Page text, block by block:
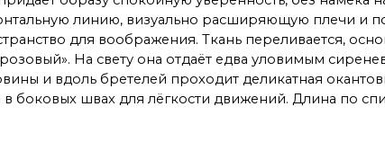
линию, визуально расширяющую плечи и
для воображения. Ткань переливается,
На свету она отдаёт едва уловимым
и вдоль бретелей проходит деликатная
швах для лёгкости движений. Длина по